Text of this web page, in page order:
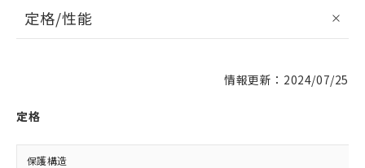
定格/性能
情報更新：2024/07/25
定格
保護構造